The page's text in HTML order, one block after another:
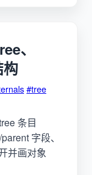
、
#tree
条目
字段、
并画对象